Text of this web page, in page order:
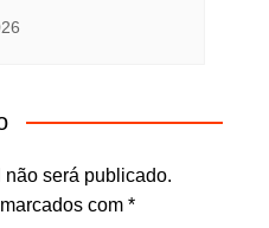
será publicado.
com *